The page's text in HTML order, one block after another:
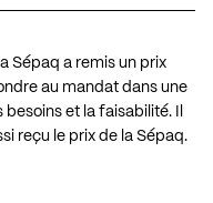
Sépaq a remis un prix
au mandat dans une
et la faisabilité. Il
reçu le prix de la Sépaq.